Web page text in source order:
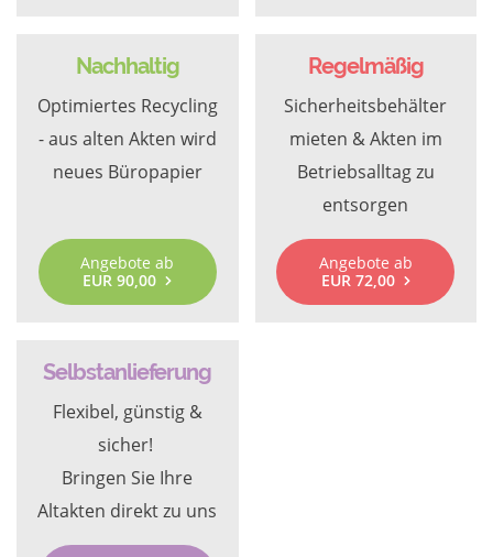
Nachhaltig
Optimiertes Recycling
- aus alten Akten wird
neues Büropapier
Angebote ab
EUR 90,00
Regelmäßig
Sicherheitsbehälter
mieten & Akten im
Betriebsalltag zu
entsorgen
Angebote ab
EUR 72,00
Selbstanlieferung
Flexibel, günstig &
sicher!
Bringen Sie Ihre
Altakten direkt zu uns